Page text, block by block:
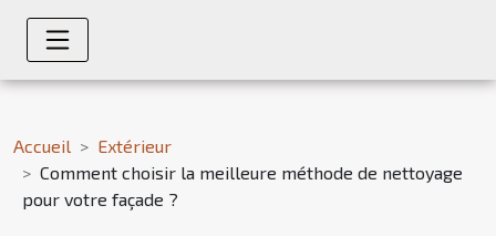
Accueil
Extérieur
Comment choisir la meilleure méthode de nettoyage
pour votre façade ?